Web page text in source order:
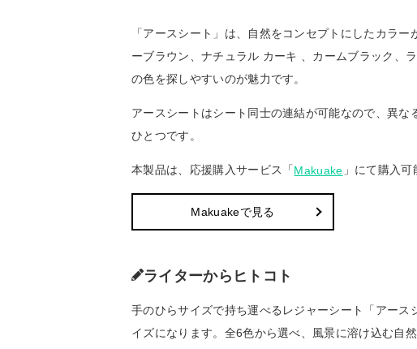
「アースシート」は、自然をコンセプトにしたカラ
ーブラウン、ナチュラル カーキ 、カームブラック、
の色を探しやすいのが魅力です。
アースシートはシート同士の連結が可能なので、異
ひとつです。
本製品は、応援購入サービス「Makuake 」にて購入可
Makuakeで見る
ライターからヒトコト
手のひらサイズで持ち運べるレジャーシート「アー
イズになります。全6色から選べ、風景に溶け込む自